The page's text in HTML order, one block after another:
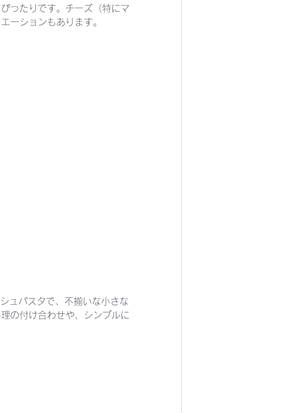
ったりです。チーズ（特にマ
ーションもあります。
ュパスタで、不揃いな小さな
の付け合わせや、シンプルに